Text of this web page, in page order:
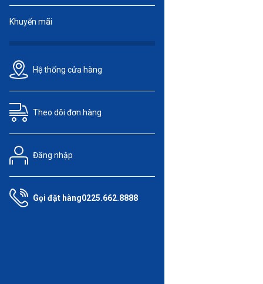
Khuyến mãi
Hệ thốngcửa hàng
Theo dõiđơn hàng
Đăng nhập
Gọi đặt hàng0225.662.8888